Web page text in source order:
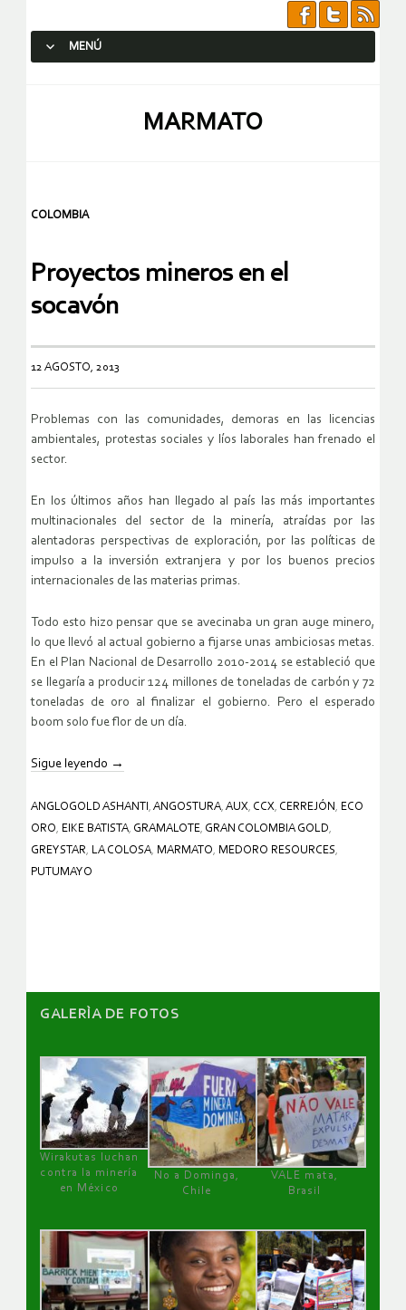
MENÚ
MARMATO
COLOMBIA
Proyectos mineros en el
socavón
12 AGOSTO, 2013
Problemas con las comunidades, demoras en las licencias
ambientales, protestas sociales y líos laborales han frenado el
sector.
En los últimos años han llegado al país las más importantes
multinacionales del sector de la minería, atraídas por las
alentadoras perspectivas de exploración, por las políticas de
impulso a la inversión extranjera y por los buenos precios
internacionales de las materias primas.
Todo esto hizo pensar que se avecinaba un gran auge minero,
lo que llevó al actual gobierno a fijarse unas ambiciosas metas.
En el Plan Nacional de Desarrollo 2010-2014 se estableció que
se llegaría a producir 124 millones de toneladas de carbón y 72
toneladas de oro al finalizar el gobierno. Pero el esperado
boom solo fue flor de un día.
Sigue leyendo →
ANGLOGOLD ASHANTI , ANGOSTURA, AUX, CCX, CERREJÓN , ECO
ORO, EIKE BATISTA, GRAMALOTE, GRAN COLOMBIA GOLD,
GREYSTAR, LA COLOSA, MARMATO, MEDORO RESOURCES,
PUTUMAYO
GALERÌA DE FOTOS
Wirakutas luchan
contra la minería
en México
No a Dominga,
Chile
VALE mata,
Brasil